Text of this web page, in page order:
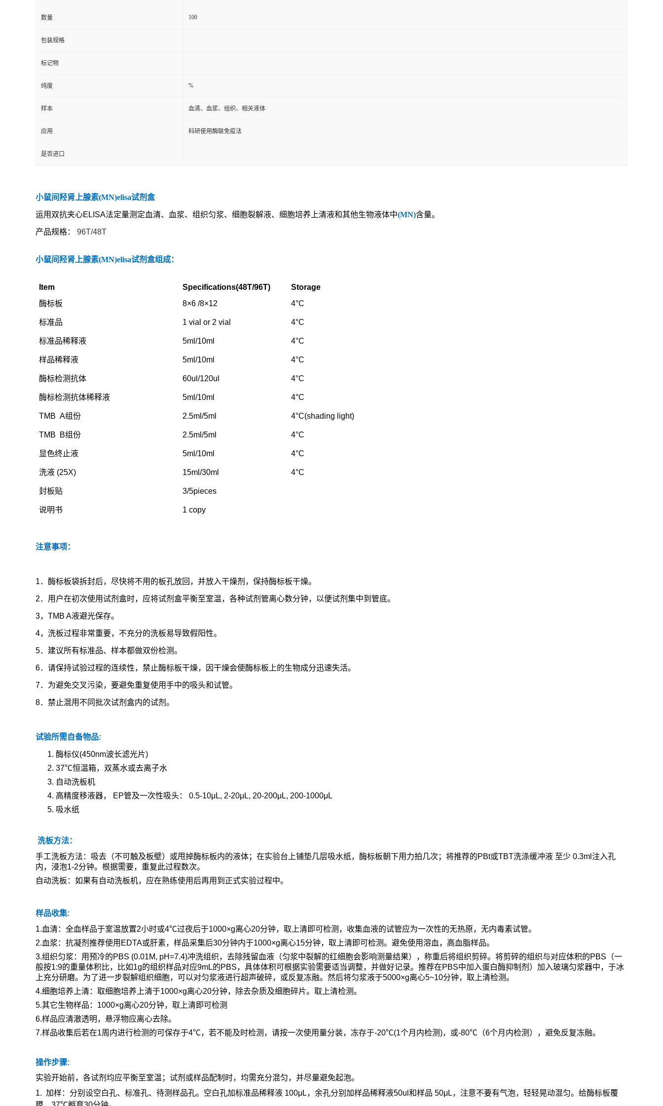
数量 100
包装规格
标记物
纯度 %
样本 血清、血浆、组织、相关液体
应用 科研使用酶联免疫法
是否进口
小鼠间羟肾上腺素(MN)elisa试剂盒
运用 双抗夹心ELISA法定量测定血清、血浆、组织匀浆、细胞裂解液、细胞培养上清液和其他生物液体中(MN)含量。
产品规格： 96T/48T
小鼠间羟肾上腺素(MN)elisa试剂盒组成：
Item Specifications(48T/96T)
Storage
酶标板
8×6 /8×12 4°C
标准品 1 vial or 2 vial 4°C
标准品稀释液 5ml/10ml 4°C
样品稀释液 5ml/10ml 4°C
酶标检测抗体 60ul/120ul 4°C
酶标检测抗体稀释液 5ml/10ml 4°C
TMB A组份 2.5ml/5ml 4°C(shading light)
TMB B组份 2.5ml/5ml 4°C
显色终止液 5ml/10ml 4°C
洗液 (25X) 15ml/30ml 4°C
封板贴 3/5pieces
说明书 1 copy
注意事项：
1．酶标板袋拆封后，尽快将不用的板孔放回，并放入干燥剂，保持酶标板干燥。
2．用户在初次使用试剂盒时，应将试剂盒平衡至室温，各种试剂管离心数分钟，以便试剂集中到管底。
3， TMB A液避光保存。
4，洗板过程非常重要，不充分的洗板易导致假阳性。
5．建议所有标准品、样本都做双份检测。
6．请保持试验过程的连续性，禁止酶标板干燥，因干燥会使酶标板上的生物成分迅速失活。
7．为避免交叉污染，要避免重复使用手中的吸头和试管。
8．禁止混用不同批次试剂盒内的试剂。
试验所需自备物品:
1. 酶标仪(450nm波长滤光片)
2. 37℃恒温箱，双蒸水或去离子水
3. 自动洗板机
4. 高精度移液器， EP管及一次性吸头：
0.5-10μL, 2-20μL, 20-200μL, 200-1000μL
5. 吸水纸
洗板方法：
手工洗板方法：吸去（不可触及板壁）或甩掉酶标板内的液体；在实验台上铺垫几层吸水纸，酶标板朝下用力拍几次；将推荐的PBt或TBT洗涤缓冲液 至少 0.3ml 注入孔
内，浸泡1-2分钟。根据需要，重复此过程数次。
自动洗板：如果有自动洗板机，应在熟练使用后再用到正式实验过程中。
样品收集:
1.血清：全血样品于室温放置2小时或4℃过夜后于1000×g离心20分钟，取上清即可检测，收集血液的试管应为一次性的无热原，无内毒素试管。
2.血浆：抗凝剂推荐使用 EDTA或肝素，样品采集后30分钟内于1000×g离心15分钟，取上清即可检测。避免使用溶血，高血脂样品。
3.组织匀浆：用预冷的PBS (0.01M, pH=7.4)冲洗组织，去除残留血液（匀浆中裂解的红细胞会影响测量结果），称重后将组织剪碎。将剪碎的组织与对应体积的PBS （一
般按1:9的重量体积比，比如1g的组织样品对应9mL的PBS，具体体积可根据实验需要适当调整，并做好记录。推荐在PBS中加入蛋白酶抑制剂）加入玻璃匀浆器中，于冰
上充分研磨。为了进一步裂解组织细胞，可以对匀浆液进行超声破碎，或反复冻融。然后将匀浆液于5000×g离心5~10分钟，取上清检测。
4.细胞培养上清：取细胞培养上清于1000×g离心20分钟，除去杂质及细胞碎片。取上清检测。
5.其它生物样品： 1000×g离心20分钟，取上清即可检测
6.样品应清澈透明，悬浮物应离心去除。
7.样品收集后若在1周内进行检测的可保存于4℃，若不能及时检测，请按一次使用量分装，冻存于-20℃(1个月内检测)，或-80℃ （6个月内检测），避免反复冻融。
操作步骤:
实验开始前，各试剂均应平衡至室温；试剂或样品配制时，均需充分混匀，并尽量避免起泡。
1. 加样：分别设空白孔、标准孔、待测样品孔。空白孔加标准品稀释液 100μL，余孔分别加样品稀释液50ul 和样品 50μL，注意不要有气泡，轻轻晃动混匀。给酶标板覆